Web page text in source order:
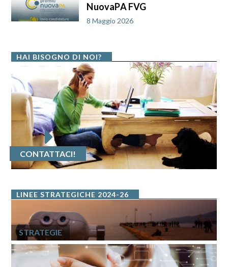
NuovaPA FVG
8 Maggio 2026
HAI BISOGNO DI NOI?
CONTATTACI!
LINEE STRATEGICHE 2024-26
STRATEGIE